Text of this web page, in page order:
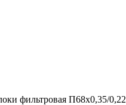
фильтровая П68х0,35/0,22